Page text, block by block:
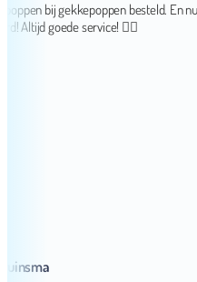
bij gekkepoppen besteld. En nu
goede service! 👌🏻